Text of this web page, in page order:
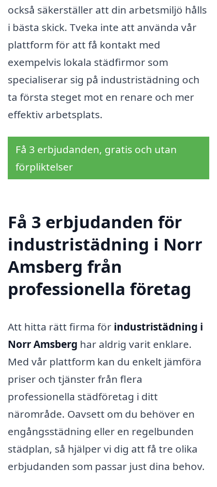
också säkerställer att din arbetsmiljö hålls
i bästa skick. Tveka inte att använda vår
plattform för att få kontakt med
exempelvis lokala städfirmor som
specialiserar sig på industristädning och
ta första steget mot en renare och mer
effektiv arbetsplats.
Få 3 erbjudanden, gratis och utan
förpliktelser
Få 3 erbjudanden för
industristädning i Norr
Amsberg från
professionella företag
Att hitta rätt firma för industristädning i
Norr Amsberg har aldrig varit enklare.
Med vår plattform kan du enkelt jämföra
priser och tjänster från flera
professionella städföretag i ditt
närområde. Oavsett om du behöver en
engångsstädning eller en regelbunden
städplan, så hjälper vi dig att få tre olika
erbjudanden som passar just dina behov.